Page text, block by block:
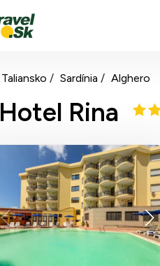
Taliansko Sardínia Alghero
Hotel Rina